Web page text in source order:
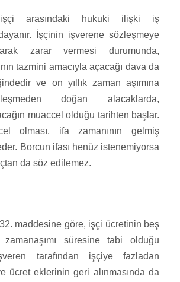
arasındaki hukuki ilişki iş
İşçinin işverene sözleşmeye
zarar vermesi durumunda,
tazmini amacıyla açacağı dava da
ve on yıllık zaman aşımına
doğan alacaklarda,
muaccel olduğu tarihten başlar.
olması, ifa zamanının gelmiş
Borcun ifası henüz istenemiyorsa
da söz edilemez.
maddesine göre, işçi ücretinin beş
süresine tabi olduğu
tarafından işçiye fazladan
ücret eklerinin geri alınmasında da